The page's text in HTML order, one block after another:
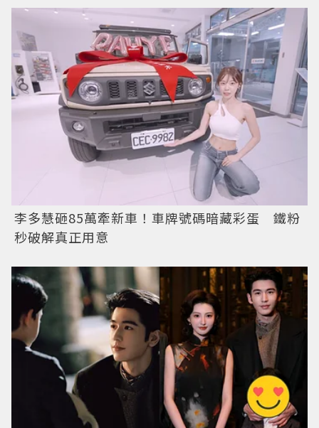
李多慧砸85萬牽新車！車牌號碼暗藏彩蛋 鐵粉
秒破解真正用意